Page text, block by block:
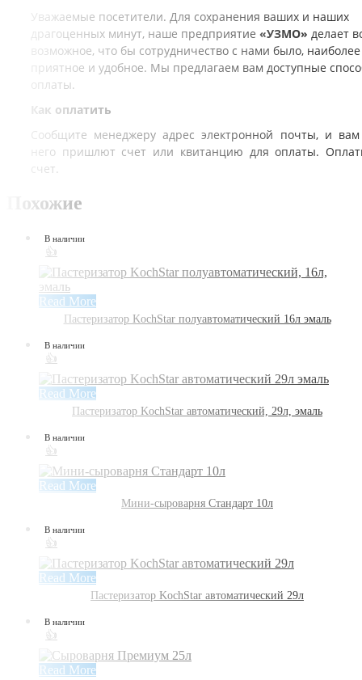
Уважаемые посетители. Для сохранения ваших и наших
драгоценных минут, наше предприятие «УЗМО» делает
возможное, что бы сотрудничество с нами было, наиболее
приятное и удобное. Мы предлагаем вам доступные
оплаты.
Как оплатить
Сообщите менеджеру адрес электронной почты, и
него пришлют счет или квитанцию для оплаты.
счет.
Похожие
В наличии
👍
Read More
Пастеризатор KochStar полуавтоматический 16л эмаль
В наличии
👍
Read More
Пастеризатор KochStar автоматический, 29л, эмаль
В наличии
👍
Read More
Мини-сыроварня Стандарт 10л
В наличии
👍
Read More
Пастеризатор KochStar автоматический 29л
В наличии
👍
Read More